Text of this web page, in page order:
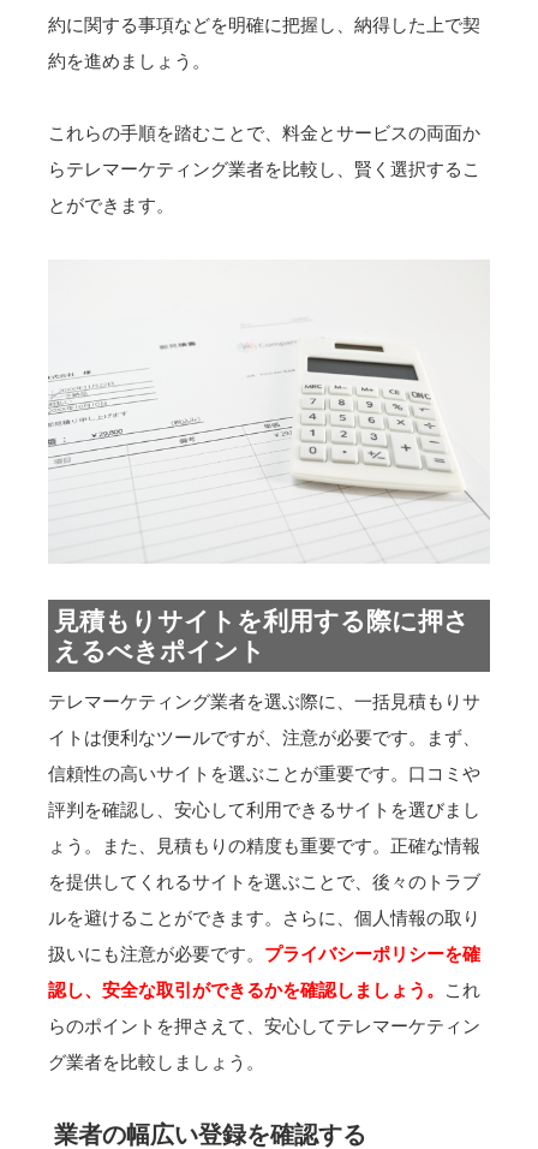
約に関する事項などを明確に把握し、納得した上で契
約を進めましょう。
これらの手順を踏むことで、料金とサービスの両面か
らテレマーケティング業者を比較し、賢く選択するこ
とができます。
見積もりサイトを利用する際に押さ
えるべきポイント
テレマーケティング業者を選ぶ際に、一括見積もりサ
イトは便利なツールですが、注意が必要です。まず、
信頼性の高いサイトを選ぶことが重要です。口コミや
評判を確認し、安心して利用できるサイトを選びまし
ょう。また、見積もりの精度も重要です。正確な情報
を提供してくれるサイトを選ぶことで、後々のトラブ
ルを避けることができます。さらに、個人情報の取り
扱いにも注意が必要です。 プライバシーポリシーを確
認し、安全な取引ができるかを確認しましょう。
これ
らのポイントを押さえて、安心してテレマーケティン
グ業者を比較しましょう。
業者の幅広い登録を確認する